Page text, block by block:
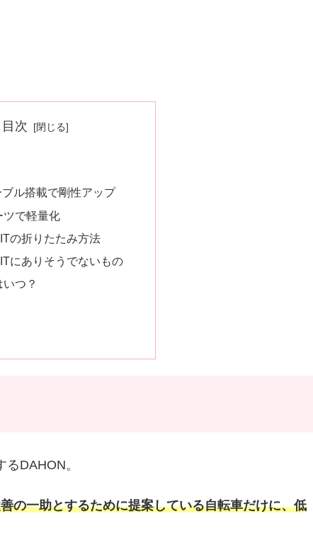
目次
ル搭載で剛性アップ
ツで軽量化
の折りたたみ方法
にありそうでないもの
つ？
DAHON。
の一助とするために提案している自転車だけに、低